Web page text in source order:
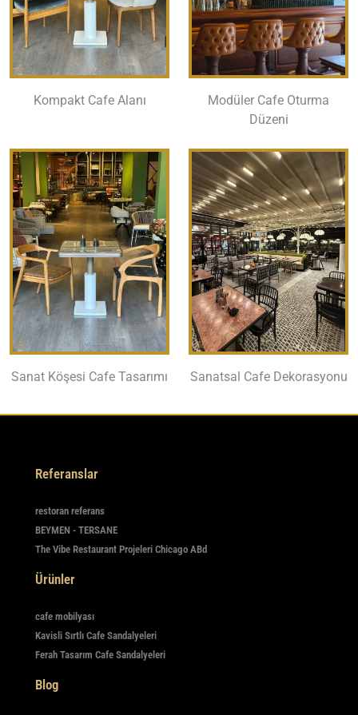
Kompakt Cafe Alanı
Modüler Cafe Oturma
Düzeni
Sanat Köşesi Cafe Tasarımı Sanatsal Cafe Dekorasyonu
Referanslar
restoran referans
BEYMEN - TERSANE
The Vibe Restaurant Projeleri Chicago ABd
Ürünler
cafe mobilyası
Kavisli Sırtlı Cafe Sandalyeleri
Ferah Tasarım Cafe Sandalyeleri
Blog